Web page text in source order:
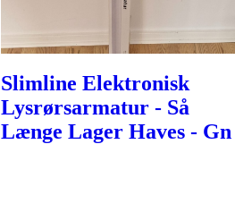
Slimline Elektronisk
Lysrørsarmatur - Så
Længe Lager Haves - Gn